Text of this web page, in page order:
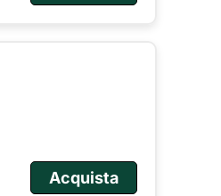
Acquista